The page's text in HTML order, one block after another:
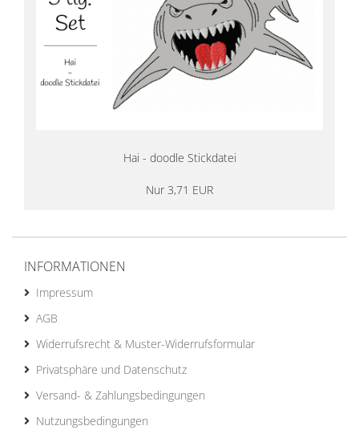
Hai - doodle Stickdatei
Nur 3,71 EUR
INFORMATIONEN
Impressum
AGB
Widerrufsrecht & Muster-Widerrufsformular
Privatsphäre und Datenschutz
Versand- & Zahlungsbedingungen
Nutzungsbedingungen